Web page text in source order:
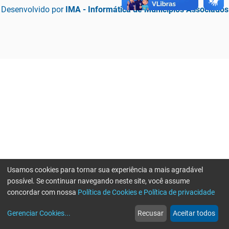
Desenvolvido por IMA - Informática de Municípios Associados
web
Notícias
more_horiz
Mais
Usamos cookies para tornar sua experiência a mais agradável
possível. Se continuar navegando neste site, você assume
concordar com nossa Política de Cookies e Política de privacidade
Gerenciar Cookies... Recusar Aceitar todos
Erro ao enviar informações, por favor tente novamente